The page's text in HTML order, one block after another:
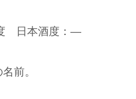
日本酒度：―
前。